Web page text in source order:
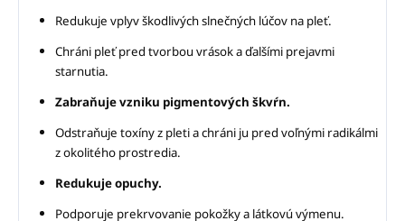
Redukuje vplyv škodlivých slnečných lúčov na pleť.
Chráni pleť pred tvorbou vrások a ďalšími prejavmi
starnutia.
Zabraňuje vzniku pigmentových škvŕn.
Odstraňuje toxíny z pleti a chráni ju pred voľnými radikálmi
z okolitého prostredia.
Redukuje opuchy.
Podporuje prekrvovanie pokožky a látkovú výmenu.